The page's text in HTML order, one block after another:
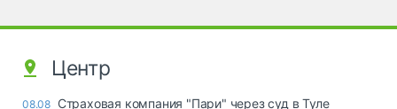
Центр
08.08 Страховая компания "Пари" через суд в Туле